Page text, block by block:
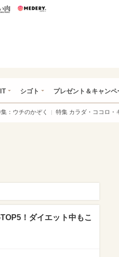
ン うまい肉
シゴト プレゼント＆キャンペ
：ウチのかぞく 特集 カラダ・ココロ・
！ダイエット中もこ